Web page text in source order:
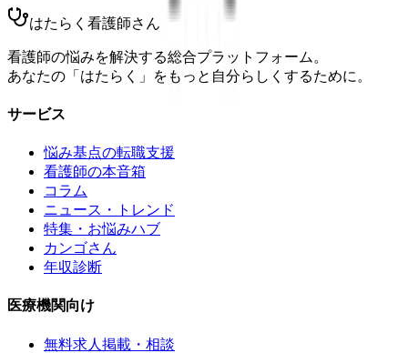
はたらく看護師さん
看護師の悩みを解決する総合プラットフォーム。
あなたの「はたらく」をもっと自分らしくするために。
サービス
悩み基点の転職支援
看護師の本音箱
コラム
ニュース・トレンド
特集・お悩みハブ
カンゴさん
年収診断
医療機関向け
無料求人掲載・相談